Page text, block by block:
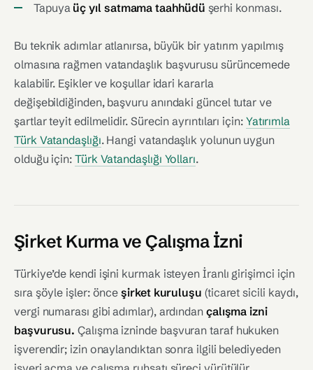
Tapuya üç yıl satmama taahhüdü şerhi konması.
Bu teknik adımlar atlanırsa, büyük bir yatırım yapılmış
olmasına rağmen vatandaşlık başvurusu sürüncemede
kalabilir. Eşikler ve koşullar idari kararla
değişebildiğinden, başvuru anındaki güncel tutar ve
şartlar teyit edilmelidir. Sürecin ayrıntıları için: Yatırımla
Türk Vatandaşlığı. Hangi vatandaşlık yolunun uygun
olduğu için: Türk Vatandaşlığı Yolları.
Şirket Kurma ve Çalışma İzni
Türkiye’de kendi işini kurmak isteyen İranlı girişimci için
sıra şöyle işler: önceşirket kuruluşu (ticaret sicili kaydı,
vergi numarası gibi adımlar), ardından çalışma izni
başvurusu. Çalışma izninde başvuran taraf hukuken
işverendir; izin onaylandıktan sonra ilgili belediyeden